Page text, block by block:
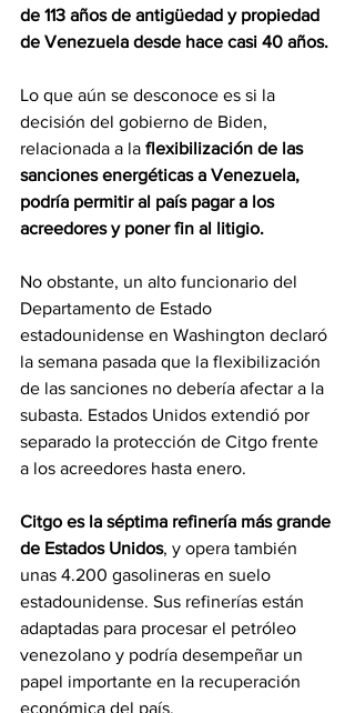
de 113 años de antigüedad y propiedad
de Venezuela desde hace casi 40 años.
Lo que aún se desconoce es si la
decisión del gobierno de Biden,
relacionada a la flexibilización de las
sanciones energéticas a Venezuela,
podría permitir al país pagar a los
acreedores y poner fin al litigio.
No obstante, un alto funcionario del
Departamento de Estado
estadounidense en Washington declaró
la semana pasada que la flexibilización
de las sanciones no debería afectar a la
subasta. Estados Unidos extendió por
separado la protección de Citgo frente
a los acreedores hasta enero.
Citgo es la séptima refinería más grande
de Estados Unidos, y opera también
unas 4.200 gasolineras en suelo
estadounidense. Sus refinerías están
adaptadas para procesar el petróleo
venezolano y podría desempeñar un
papel importante en la recuperación
económica del país.